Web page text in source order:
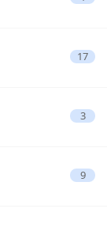
17
3
9